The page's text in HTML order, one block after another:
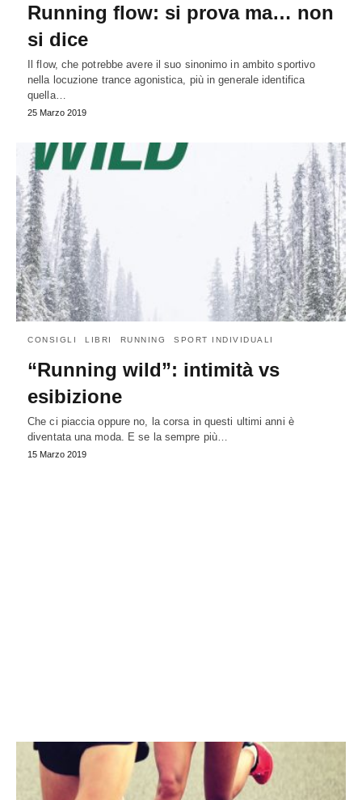
Running flow: si prova ma… non
si dice
Il flow, che potrebbe avere il suo sinonimo in ambito sportivo
nella locuzione trance agonistica, più in generale identifica
quella…
25 Marzo 2019
CONSIGLI LIBRI RUNNING SPORT INDIVIDUALI
“Running wild”: intimità vs
esibizione
Che ci piaccia oppure no, la corsa in questi ultimi anni è
diventata una moda. E se la sempre più…
15 Marzo 2019